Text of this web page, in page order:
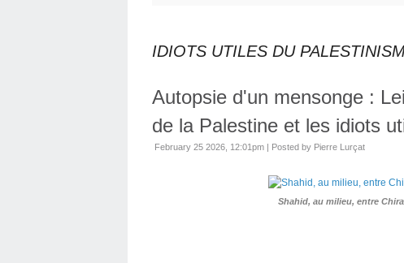
IDIOTS UTILES DU
Autopsie d'un mensonge :
de la Palestine et les idiots
February 25 2026, 12:01pm | Posted by Pierre Lurçat
Shahid, au milieu, entre